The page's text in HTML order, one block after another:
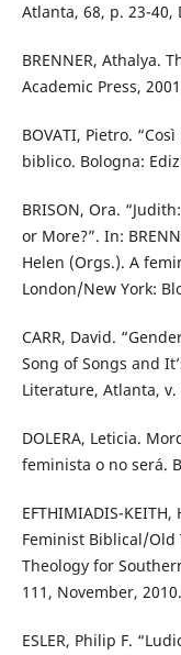
Atlanta, 68, p. 23-40,
BRENNER, Athalya.
Academic Press,
BOVATI, Pietro.
biblico. Bologna:
BRISON, Ora.
or More?”. In:
Helen (Orgs.). A
London/New York:
CARR, David.
Song of Songs and
Literature, Atlanta, v.
DOLERA, Leticia.
feminista o no será.
EFTHIMIADIS-
Feminist Biblical/
Theology for
111, November, 2010.
ESLER, Philip F.